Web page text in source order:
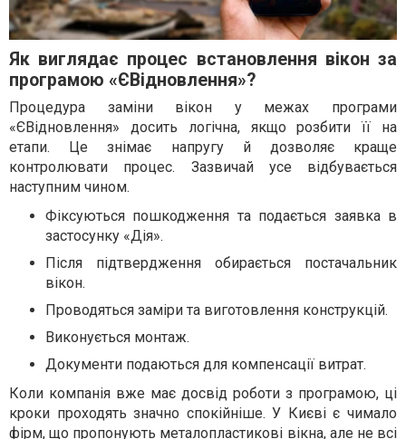
Як виглядає процес встановлення вікон за
програмою «ЄВідновлення»?
Процедура заміни вікон у межах програми
«ЄВідновлення» досить логічна, якщо розбити її на
етапи. Це знімає напругу й дозволяє краще
контролювати процес. Зазвичай усе відбувається
наступним чином.
Фіксуються пошкодження та подається заявка в
застосунку «Дія».
Після підтвердження обирається постачальник
вікон.
Проводяться заміри та виготовлення конструкцій.
Виконується монтаж.
Документи подаються для компенсації витрат.
Коли компанія вже має досвід роботи з програмою, ці
кроки проходять значно спокійніше. У Києві є чимало
фірм, що пропонують металопластикові вікна, але не всі